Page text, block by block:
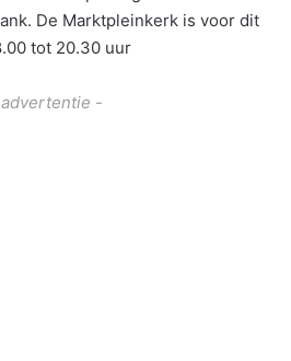
De Marktpleinkerk is voor dit
tot 20.30 uur
-